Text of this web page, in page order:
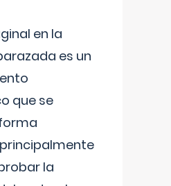
en la
es un
que se
la